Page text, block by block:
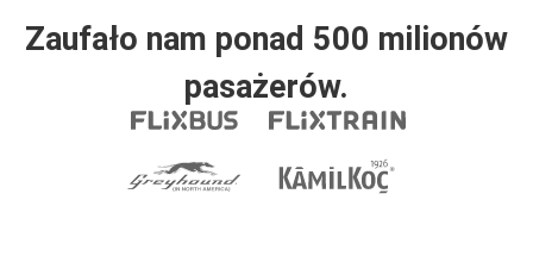
Zaufało nam ponad 500 milionów
pasażerów.